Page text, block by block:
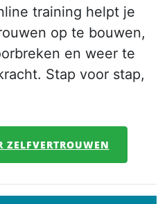
training helpt je
op te bouwen,
en weer te
Stap voor stap,